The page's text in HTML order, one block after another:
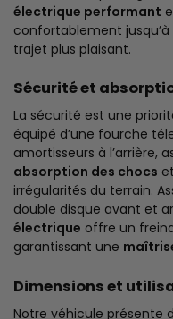
électrique performant
confortablement
trajet plus plaisant.
Sécurité et
La sécurité est une
équipé d’une fourche
amortisseurs à l’arrière,
absorption des chocs
irrégularités du terrain.
double disque avant et
électrique offre un
garantissant une
Dimensions et
Notre véhicule présente